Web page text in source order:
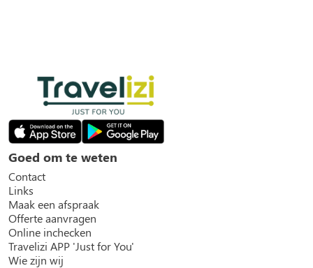
Goed om te weten
Contact
Links
Maak een afspraak
Offerte aanvragen
Online inchecken
Travelizi APP 'Just for You'
Wie zijn wij